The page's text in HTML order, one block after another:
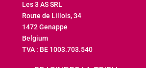
Les 3 AS SRL
Route de Lillois, 34
1472 Genappe
Belgium
TVA : BE 1003.703.540